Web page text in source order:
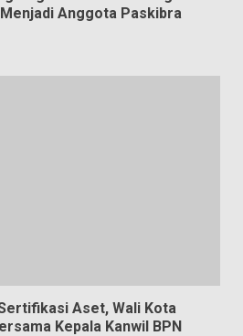
Anggota Paskibra
Aset, Wali Kota
Kepala Kanwil BPN